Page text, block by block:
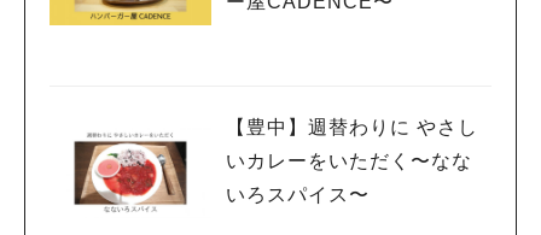
【豊中】週替わりに やさし
いカレーをいただく〜なな
いろスパイス〜